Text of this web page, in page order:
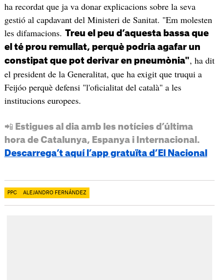
ha recordat que ja va donar explicacions sobre la seva
gestió al capdavant del Ministeri de Sanitat. "Em molesten
les difamacions. Treu el peu d’aquesta bassa que
el té prou remullat, perquè podria agafar un
constipat que pot derivar en pneumònia", ha dit
el president de la Generalitat, que ha exigit que truqui a
Feijóo perquè defensi "l'oficialitat del català" a les
institucions europees.
📲 Estigues al dia amb les notícies d’última
hora de Catalunya, Espanya i Internacional.
Descarrega’t aquí l’app gratuïta d’El Nacional
PPC ALEJANDRO FERNÁNDEZ